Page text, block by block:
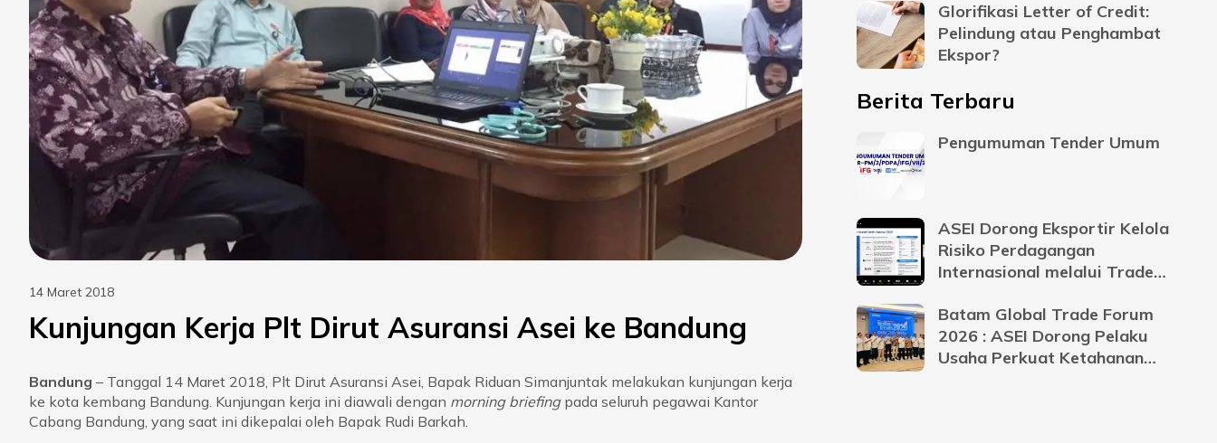
14 Maret 2018
Kunjungan Kerja Plt Dirut Asuransi Asei ke Bandung
Bandung – Tanggal 14 Maret 2018, Plt Dirut Asuransi Asei, Bapak Riduan Simanjuntak melakukan kunjungan kerja
ke kota kembang Bandung. Kunjungan kerja ini diawali dengan morning briefingpada seluruh pegawai Kantor
Cabang Bandung, yang saat ini dikepalai oleh Bapak Rudi Barkah.
Glorifikasi Letter of Credit:
Pelindung atau Penghambat
Ekspor?
Berita Terbaru
Pengumuman Tender Umum
ASEI Dorong Eksportir Kelola
Risiko Perdagangan
Internasional melalui Trade
Batam Global Trade Forum
2026 : ASEI Dorong Pelaku
Usaha Perkuat Ketahanan